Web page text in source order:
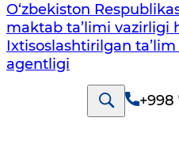
O‘zbekiston
maktab ta’limi vazirligi
Ixtisoslashtirilgan
agentligi
+998